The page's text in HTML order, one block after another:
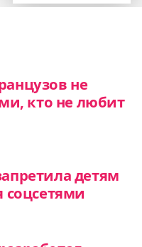
не
кто не любит
детям
соцсетями